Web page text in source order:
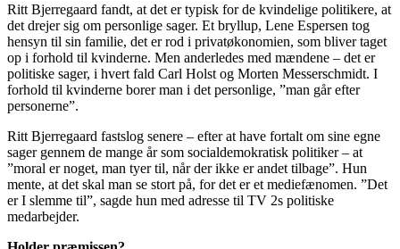
Ritt Bjerregaard fandt, at det er typisk for de kvindelige politikere, at
det drejer sig om personlige sager. Et bryllup, Lene Espersen tog
hensyn til sin familie, det er rod i privatøkonomien, som bliver taget
op i forhold til kvinderne. Men anderledes med mændene – det er
politiske sager, i hvert fald Carl Holst og Morten Messerschmidt. I
forhold til kvinderne borer man i det personlige, ”man går efter
personerne”.
Ritt Bjerregaard fastslog senere – efter at have fortalt om sine egne
sager gennem de mange år som socialdemokratisk politiker – at
”moral er noget, man tyer til, når der ikke er andet tilbage”. Hun
mente, at det skal man se stort på, for det er et mediefænomen. ”Det
er I slemme til”, sagde hun med adresse til TV 2s politiske
medarbejder.